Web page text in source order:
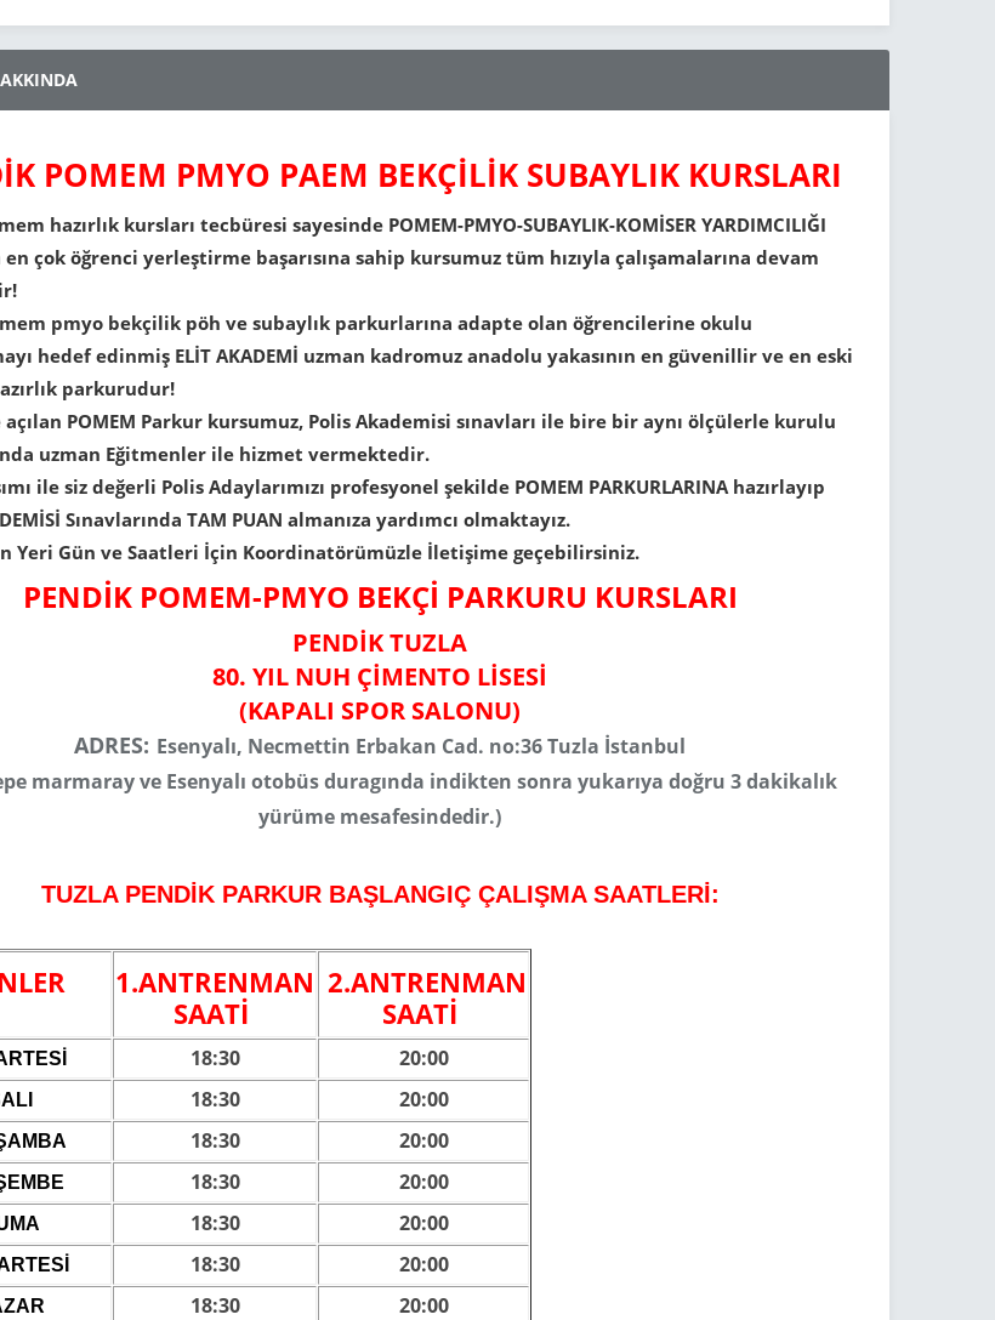
POMEM PMYO PAEM BEKÇİLİK SUBAYLIK KURSLARI
hazırlık kursları tecbüresi sayesinde POMEM-PMYO-SUBAYLIK-KOMİSER YARDIMCILIĞI
çok öğrenci yerleştirme başarısına sahip kursumuz tüm hızıyla çalışamalarına devam
pmyo bekçilik pöh ve subaylık parkurlarına adapte olan öğrencilerine okulu
hedef edinmiş ELİT AKADEMİ uzman kadromuz anadolu yakasının en güvenillir ve en eski
parkurudur!
açılan POMEM Parkur kursumuz, Polis Akademisi sınavları ile bire bir aynı ölçülerle kurulu
uzman Eğitmenler ile hizmet vermektedir.
ile siz değerli Polis Adaylarımızı profesyonel şekilde POMEM PARKURLARINA hazırlayıp
Sınavlarında TAM PUAN almanıza yardımcı olmaktayız.
Yeri Gün ve Saatleri İçin Koordinatörümüzle İletişime geçebilirsiniz.
PENDİK POMEM-PMYO BEKÇİ PARKURU KURSLARI
PENDİK TUZLA
​80. YIL NUH ÇİMENTO LİSESİ
(KAPALI SPOR SALONU)
ADRES: Esenyalı, Necmettin Erbakan Cad. no:36 Tuzla İstanbul
marmaray ve Esenyalı otobüs duragında indikten sonra yukarıya doğru 3 dakikalık
yürüme mesafesindedir.)
TUZLA PENDİK PARKUR BAŞLANGIÇ ÇALIŞMA SAATLERİ:
1.ANTRENMAN
SAATİ
2.ANTRENMAN
SAATİ
18:30 20:00
18:30 20:00
18:30 20:00
18:30 20:00
18:30 20:00
18:30 20:00
18:30 20:00